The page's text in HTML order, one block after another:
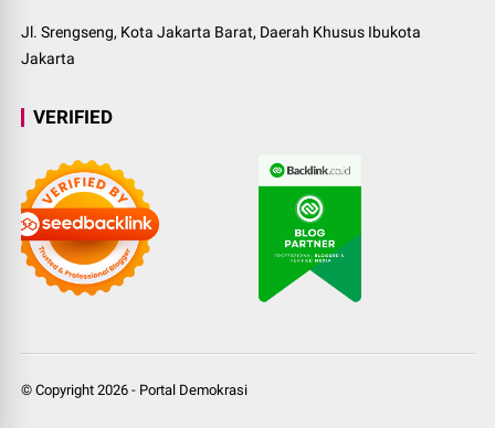
Jl. Srengseng, Kota Jakarta Barat, Daerah Khusus Ibukota
Jakarta
VERIFIED
© Copyright2026 - Portal Demokrasi